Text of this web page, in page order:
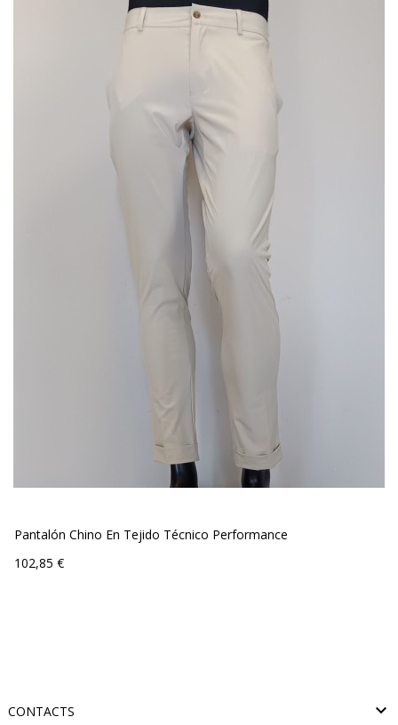
Pantalón Chino En Tejido Técnico Performance
Precio
102,85 €
CONTACTS 